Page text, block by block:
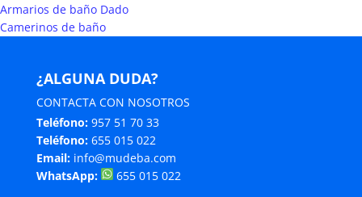
Armarios de baño Dado
Camerinos de baño
¿ALGUNA DUDA?
CONTACTA CON NOSOTROS
Teléfono: 957 51 70 33
Teléfono: 655 015 022
Email: info@mudeba.com
WhatsApp:
655 015 022